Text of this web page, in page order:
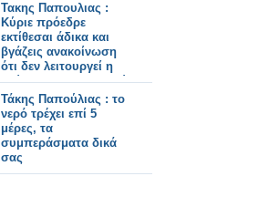
Τακης Παπουλιας :
Κύριε πρόεδρε
εκτίθεσαι άδικα και
βγάζεις ανακοίνωση
ότι δεν λειτουργεί η
γεώτρηση του χωριού
μας
Τάκης Παπούλιας : το
νερό τρέχει επί 5
μέρες, τα
συμπεράσματα δικά
σας